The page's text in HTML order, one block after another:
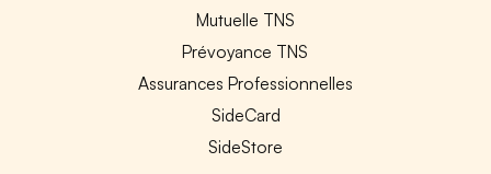
Mutuelle TNS
Prévoyance TNS
Assurances Professionnelles
SideCard
SideStore